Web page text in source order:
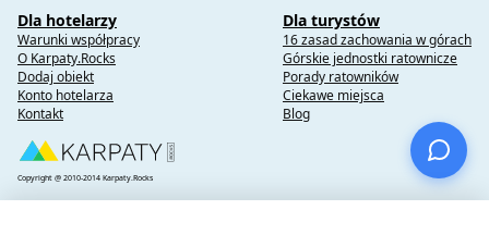
Dla hotelarzy
Warunki współpracy
O Karpaty.Rocks
Dodaj obiekt
Konto hotelarza
Kontakt
Dla turystów
16 zasad zachowania w górach
Górskie jednostki ratownicze
Porady ratowników
Ciekawe miejsca
Blog
Copyright @ 2010-2014 Karpaty.Rocks